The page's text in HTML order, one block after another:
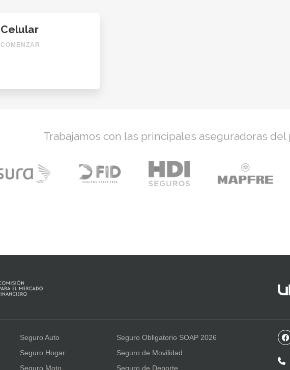
Celular
COMENZAR
Trabajamos con las principales aseguradoras del
Seguro Auto
Seguro Hogar
Seguro Moto
Seguro Obligatorio SOAP 2026
Seguro de Movilidad
Seguro de Deporte